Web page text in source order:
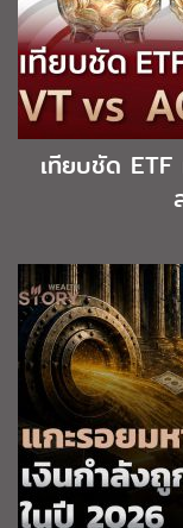
เทียบชัด